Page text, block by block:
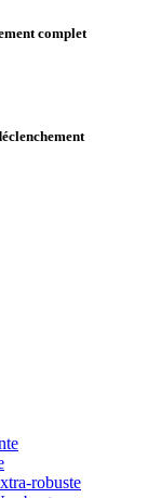
complet
robuste